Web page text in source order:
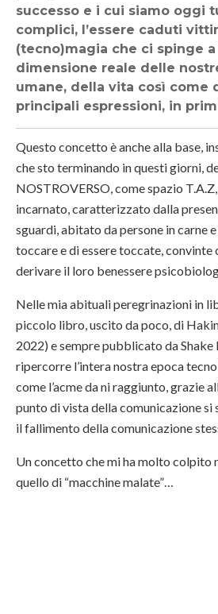
successo e i cui siamo oggi
complici, l’essere caduti
(tecno)magia che ci spinge
dimensione reale delle
umane, della vita così come
principali espressioni, in
Questo concetto è anche alla base,
che sto terminando in questi giorni,
NOSTROVERSO, come spazio
incarnato, caratterizzato dalla
sguardi, abitato da persone in carne
toccare e di essere toccate, convinte
derivare il loro benessere
Nelle mia abituali peregrinazioni in
piccolo libro, uscito da poco, di
2022) e sempre pubblicato da
ripercorre l’intera nostra epoca
come l’acme da ni raggiunto, grazie
punto di vista della comunicazione
il fallimento della comunicazione
Un concetto che mi ha molto colpito
quello di “macchine malate”…